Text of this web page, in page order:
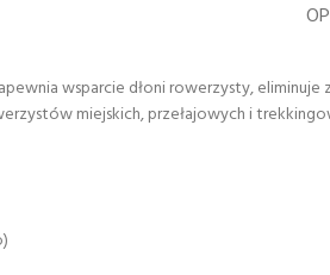
wsparcie dłoni rowerzysty,
miejskich, przełajowych i